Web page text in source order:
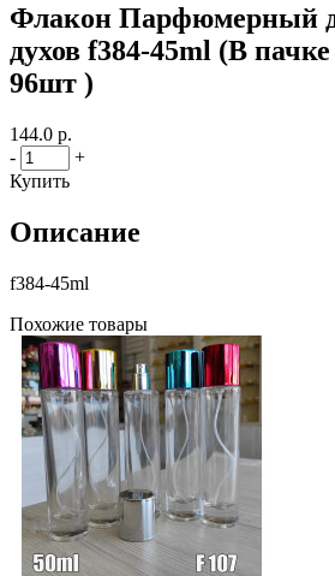
Флакон Парфюмерный
духов f384-45ml (В
96шт )
144.0 р.
-
+
Купить
Описание
f384-45ml
Похожие товары